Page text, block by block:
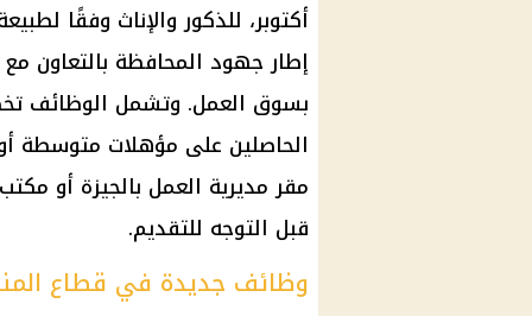
أكتوبر، للذكور والإناث وفقًا
إطار جهود المحافظة بالتعاون
بسوق العمل. وتشمل الوظائف
الحاصلين على مؤهلات متوسطة
مقر مديرية العمل بالجيزة أو
قبل التوجه للتقديم.
وظائف جديدة في قطاع